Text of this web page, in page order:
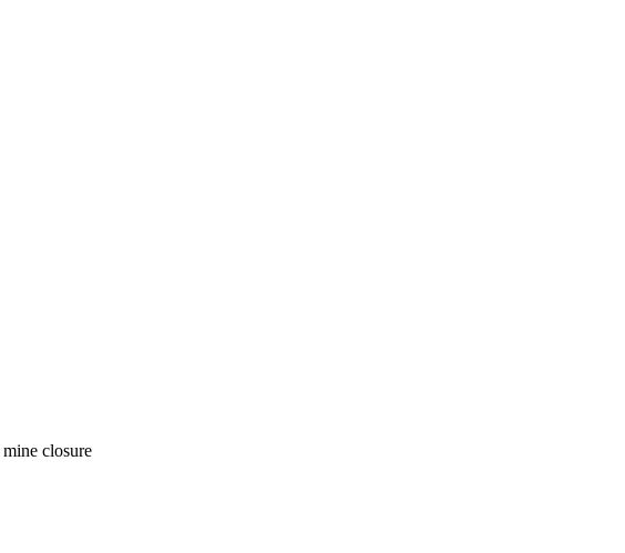
mine closure